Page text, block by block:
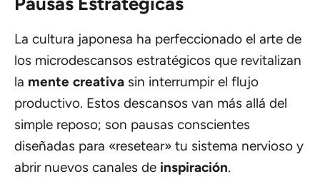
La cultura japonesa ha perfeccionado el arte de
los microdescansos estratégicos que revitalizan
la mente creativa sin interrumpir el flujo
productivo. Estos descansos van más allá del
simple reposo; son pausas conscientes
diseñadas para «resetear» tu sistema nervioso y
abrir nuevos canales de inspiración.